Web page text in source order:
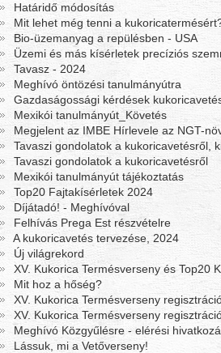
Határidő módosítás
Mit lehet még tenni a
Bio-üzemanyag a repülésben - USA
Üzemi és más kísérletek precíziós
Tavasz - 2024
Meghívó öntözési tanulmányútra
Gazdaságossági kérdések
Mexikói tanulmányút_Követés
Megjelent az IMBE Hírlevele az NGT-
Tavaszi gondolatok a kukoricavetésről,
Tavaszi gondolatok a kukoricavetésről
Mexikói tanulmányút tájékoztatás
Top20 Fajtakísérletek 2024
Díjátadó! - Meghívóval
Felhívás Prega Est részvételre
A kukoricavetés tervezése, 2024
Új világrekord
XV. Kukorica Termésverseny és Top20
Mit hoz a hőség?
XV. Kukorica Termésverseny
XV. Kukorica Termésverseny
Meghívó Közgyűlésre - elérési
Lássuk, mi a Vetőverseny!